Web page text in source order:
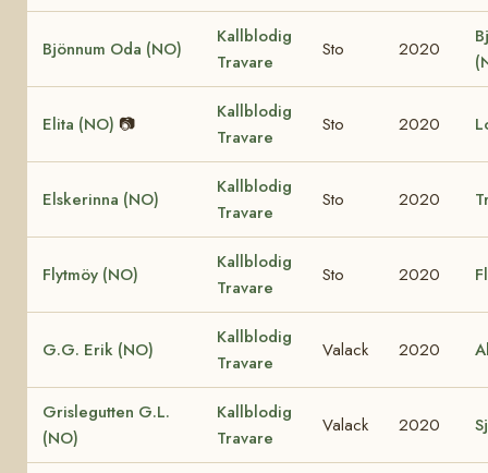
Bjönnum Oda (NO)
Kallblodig
Travare
Sto 2020
Elita (NO) 📷
Kallblodig
Travare
Sto 2020
Elskerinna (NO)
Kallblodig
Travare
Sto 2020
Flytmöy (NO)
Kallblodig
Travare
Sto 2020
G.G. Erik (NO)
Kallblodig
Travare
Valack 2020
Grislegutten G.L.
(NO)
Kallblodig
Travare
Valack 2020